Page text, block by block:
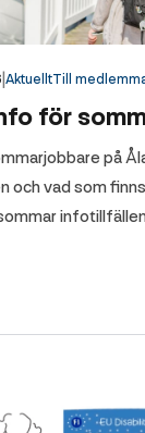
AktuelltTill
för
på
och vad som